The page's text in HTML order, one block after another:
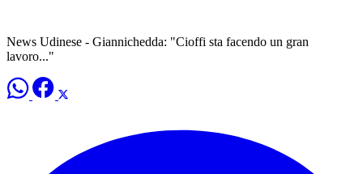
News Udinese - Giannichedda: "Cioffi sta facendo un gran
lavoro..."